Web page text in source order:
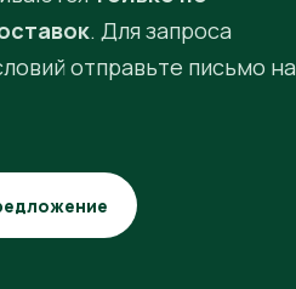
. Для запроса
отправьте письмо на